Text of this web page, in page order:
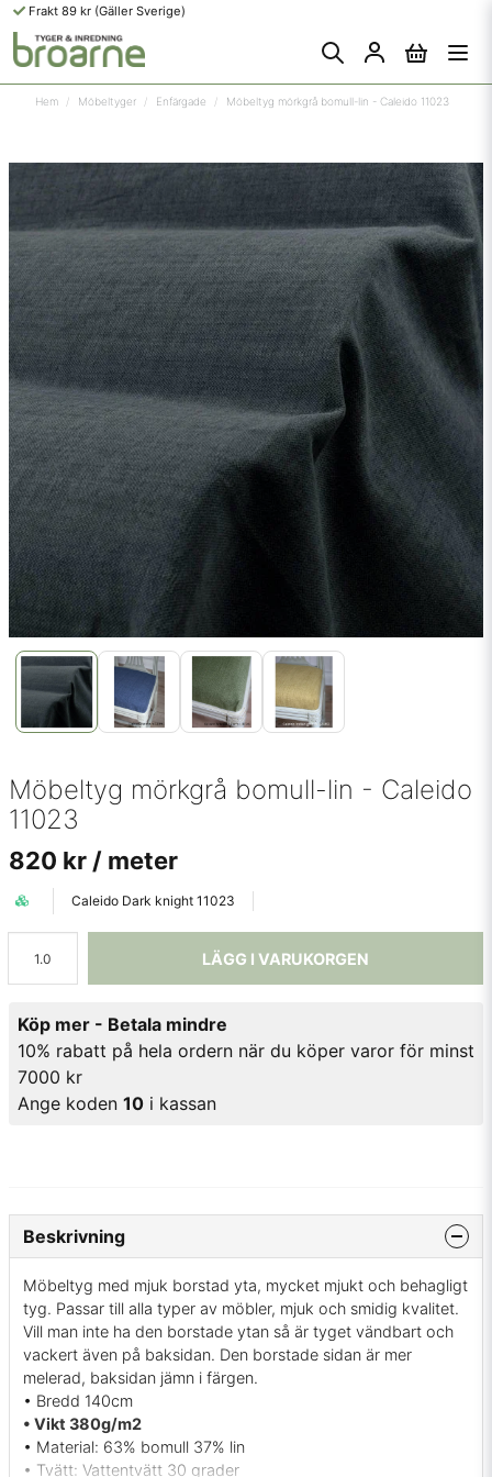
Frakt 89 kr (Gäller Sverige)
Hem Möbeltyger Enfärgade Möbeltyg mörkgrå bomull-lin - Caleido 11023
Möbeltyg mörkgrå bomull-lin - Caleido
11023
820 kr / meter
Caleido Dark knight 11023
LÄGG I VARUKORGEN
Köp mer - Betala mindre
10% rabatt på hela ordern när du köper varor för minst
7000 kr
Ange koden 10 i kassan
Beskrivning
Möbeltyg med mjuk borstad yta, mycket mjukt och behagligt
tyg. Passar till alla typer av möbler, mjuk och smidig kvalitet.
Vill man inte ha den borstade ytan så är tyget vändbart och
vackert även på baksidan. Den borstade sidan är mer
melerad, baksidan jämn i färgen.
• Bredd 140cm
• Vikt 380g/m2
• Material: 63% bomull 37% lin
• Tvätt: Vattentvätt 30 grader